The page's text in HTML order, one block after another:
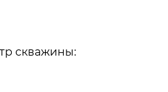
скважины: